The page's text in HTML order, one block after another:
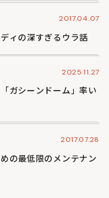
2017.04.07
ィの深すぎるウラ話
2025.11.27
ガシーンドーム」率い
2017.07.28
の最低限のメンテナン